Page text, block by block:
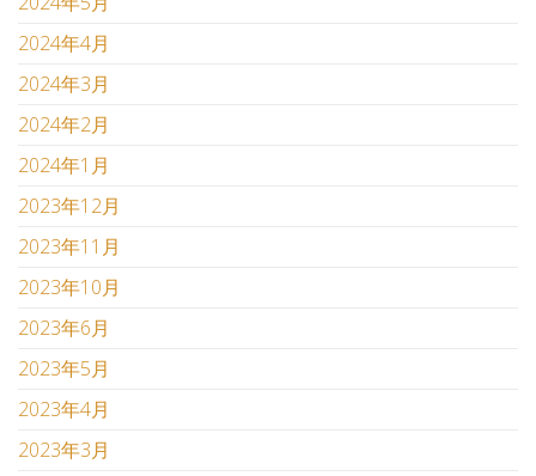
2024年4月
2024年3月
2024年2月
2024年1月
2023年12月
2023年11月
2023年10月
2023年6月
2023年5月
2023年4月
2023年3月